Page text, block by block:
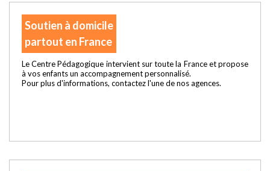
Soutien à domicile
partout en France
Le Centre Pédagogique intervient sur toute la France et propose
à vos enfants un accompagnement personnalisé.
Pour plus d'informations, contactez l'une de nos agences.